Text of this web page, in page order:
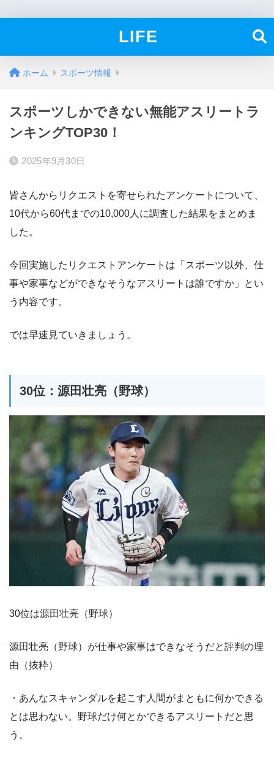
LIFE
ホーム スポーツ情報
スポーツしかできない無能アスリートラ
ンキングTOP30！
2025年9月30日
皆さんからリクエストを寄せられたアンケートについて、
10代から60代までの10,000人に調査した結果をまとめま
した。
今回実施したリクエストアンケートは「スポーツ以外、仕
事や家事などができなそうなアスリートは誰ですか」とい
う内容です。
では早速見ていきましょう。
30位：源田壮亮（野球）
30位は源田壮亮（野球）
源田壮亮（野球）が仕事や家事はできなそうだと評判の理
由（抜粋）
・あんなスキャンダルを起こす人間がまともに何かできる
とは思わない。野球だけ何とかできるアスリートだと思
う。